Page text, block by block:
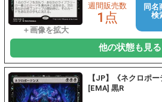
週間販売数
1点
同名
検
他の状態も見る
【JP】《ネクロポ
[EMA] 黒R